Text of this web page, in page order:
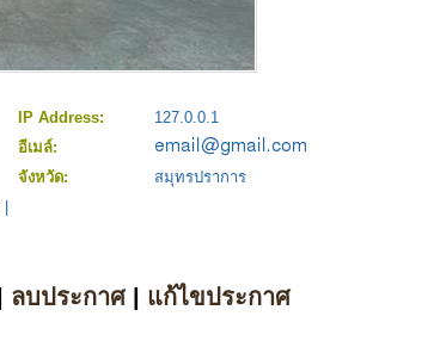
IP Address:
127.0.0.1
อีเมล์:
จังหวัด:
สมุทรปราการ
ลบประกาศ| แก้ไขประกาศ